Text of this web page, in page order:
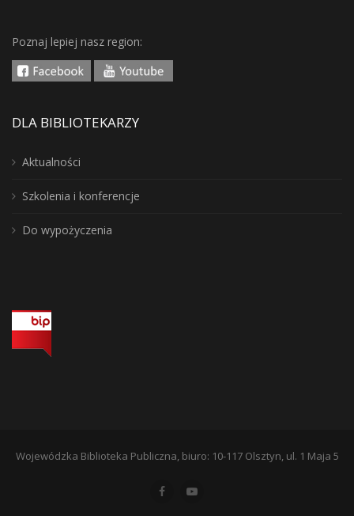
Poznaj lepiej nasz region:
DLA BIBLIOTEKARZY
Aktualności
Szkolenia i konferencje
Do wypożyczenia
Wojewódzka Biblioteka Publiczna, biuro: 10-117 Olsztyn, ul. 1 Maja 5